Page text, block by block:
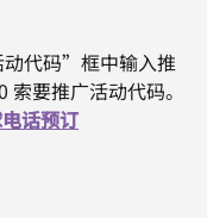
代码”框中输入推
要推广活动代码。
话预订